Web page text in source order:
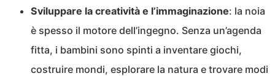
Sviluppare la creatività e l’immaginazione: la noia
è spesso il motore dell’ingegno. Senza un’agenda
fitta, i bambini sono spinti a inventare giochi,
costruire mondi, esplorare la natura e trovare modi